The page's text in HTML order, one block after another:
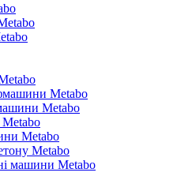
Metabo
Metabo
Metabo
Metabo
машини Metabo